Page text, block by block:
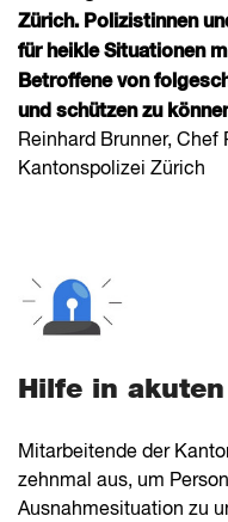
Zürich. Polizistinnen
für heikle Situationen
Betroffene von
und schützen zu
Reinhard Brunner,
Kantonspolizei Zürich
Hilfe in
Mitarbeitende der
zehnmal aus, um
Ausnahmesituation zu